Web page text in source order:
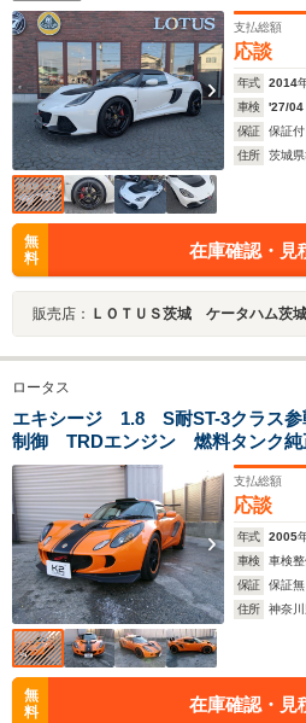
支払総額
応談
年式 2014
車検
'27/04
保証
保証付
住所
茨城
無
料
在庫確認・見
販売店： ＬＯＴＵＳ茨城 ケータハム茨
ロータス
エキシージ 1.8 S耐ST-3クラス
制御 TRDエンジン 燃料タン
少 レースカーナンバー付き 国内
シージ
支払総額
応談
年式 2005
車検
車検
保証
保証無
住所
神奈
無
料
在庫確認・見